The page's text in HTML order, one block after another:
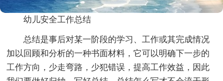
幼儿安全工作总结
总结是事后对某一阶段的学习、工作或其完成情况
加以回顾和分析的一种书面材料，它可以明确下一步的
工作方向，少走弯路，少犯错误，提高工作效益，因此